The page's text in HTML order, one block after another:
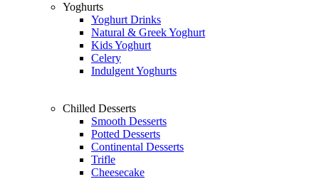
Yoghurts
Yoghurt Drinks
Natural & Greek Yoghurt
Kids Yoghurt
Celery
Indulgent Yoghurts
Chilled Desserts
Smooth Desserts
Potted Desserts
Continental Desserts
Trifle
Cheesecake